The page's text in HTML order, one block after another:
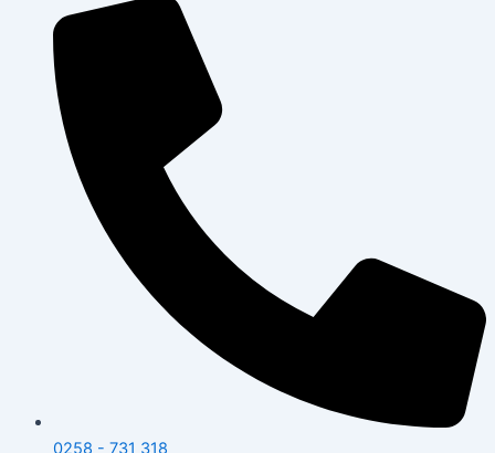
0258 - 731 318